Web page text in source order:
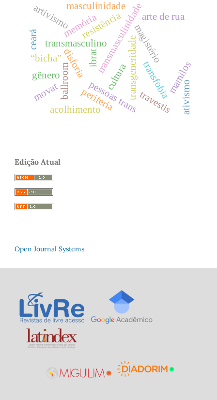
transmasculinidade
disforia magistério
transgeneridadetransfobia
transmasculino
arte de rua
pessoas transtravestis
periferia
cultura
resistência
memória
ballroom
acolhimento
mamilos
artivismomasculinidade
“bicha”
gênero
movat ativismo
ibrat
ceará
Edição Atual
Open Journal Systems